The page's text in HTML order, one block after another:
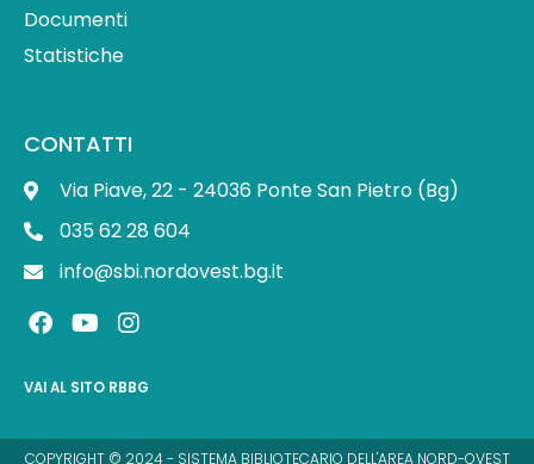
Documenti
Statistiche
CONTATTI
Via Piave, 22 - 24036 Ponte San Pietro (Bg)
035 62 28 604
info@sbi.nordovest.bg.it
F
a
e
o
Y
o
t
b
I
n
t
g
VAI AL SITO RBBG
COPYRIGHT © 2024 - SISTEMA BIBLIOTECARIO DELL'AREA NORD-OVEST